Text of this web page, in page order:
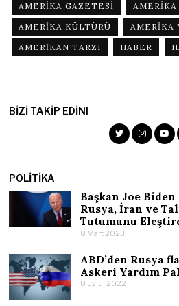
AMERIKA GAZETESI
AMERIKA KÜLTÜRÜ
AMERIKA
AMERIKAN TARZI
HABER
BIZI TAKIP EDIN!
POLITIKA
Başkan Joe
Rusya, İran ve
Tutumunu
8 Mart 2023
ABD’den Rusya
Askeri Yardım
8 Eylül 2022